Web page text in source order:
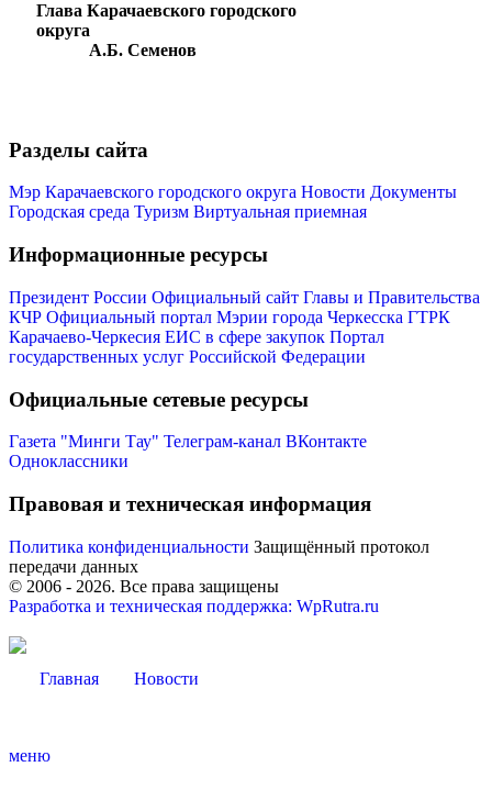
Глава Карачаевского городского
округа
А.Б. Семенов
Разделы сайта
Мэр Карачаевского городского округа Новости Документы
Городская среда Туризм Виртуальная приемная
Информационные ресурсы
Президент России Официальный сайт Главы и Правительства
КЧР Официальный портал Мэрии города Черкесска ГТРК
Карачаево-Черкесия ЕИС в сфере закупок Портал
государственных услуг Российской Федерации
Официальные сетевые ресурсы
Газета "Минги Тау" Телеграм-канал ВКонтакте
Одноклассники
Правовая и техническая информация
Политика конфиденциальности Защищённый протокол
передачи данных
© 2006 - 2026. Все права защищены
Разработка и техническая поддержка: WpRutra.ru
Главная Новости
меню